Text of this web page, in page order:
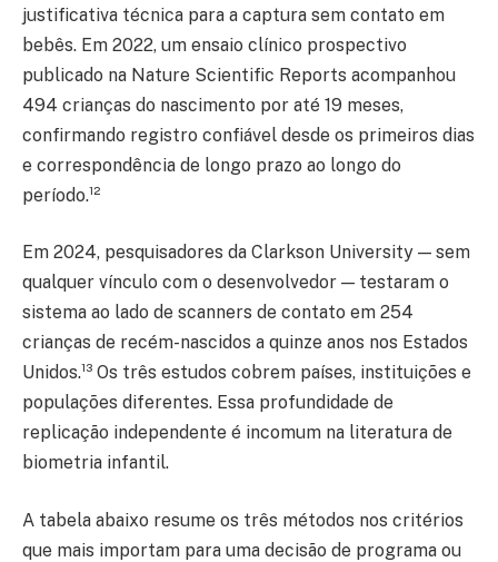
justificativa técnica para a captura sem contato em
bebês. Em 2022, um ensaio clínico prospectivo
publicado na Nature Scientific Reports acompanhou
494 crianças do nascimento por até 19 meses,
confirmando registro confiável desde os primeiros dias
e correspondência de longo prazo ao longo do
período.¹²
Em 2024, pesquisadores da Clarkson University — sem
qualquer vínculo com o desenvolvedor — testaram o
sistema ao lado de scanners de contato em 254
crianças de recém-nascidos a quinze anos nos Estados
Unidos.¹³ Os três estudos cobrem países, instituições e
populações diferentes. Essa profundidade de
replicação independente é incomum na literatura de
biometria infantil.
A tabela abaixo resume os três métodos nos critérios
que mais importam para uma decisão de programa ou